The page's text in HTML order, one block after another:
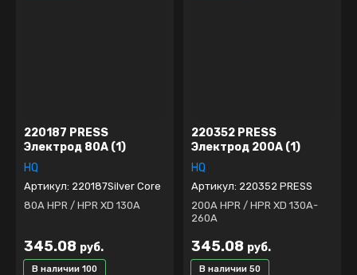
220187 PRESS
Электрод 80А (1)
HQ
Артикул: 220187Silver Core
80А HPR / HPR XD 130A
В наличии 100
345.08 руб.
220352 PRESS
Электрод 200А (1)
HQ
Артикул: 220352 PRESS
200A HPR / HPR XD 130A-
260A
В наличии 50
345.08 руб.